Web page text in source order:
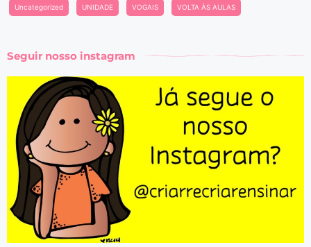
Uncategorized UNIDADE VOGAIS VOLTA ÀS AULAS
Seguir nosso instagram